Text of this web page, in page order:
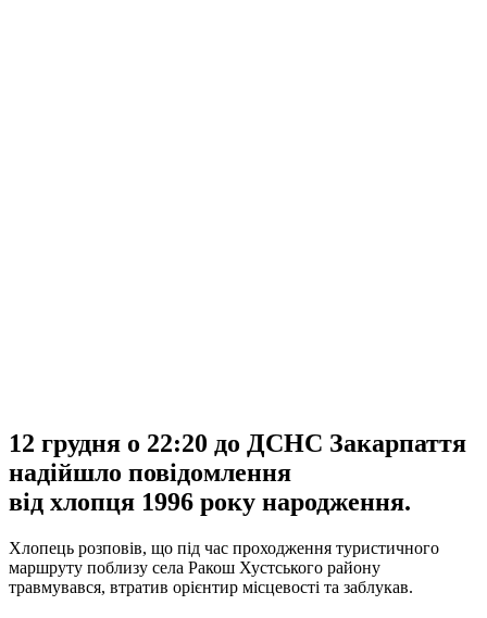
12 грудня о 22:20 до ДСНС Закарпаття
надійшло повідомлення
від хлопця 1996 року народження.
Хлопець розповів, що під час проходження туристичного
маршруту поблизу села Ракош Хустського району
травмувався, втратив орієнтир місцевості та заблукав.